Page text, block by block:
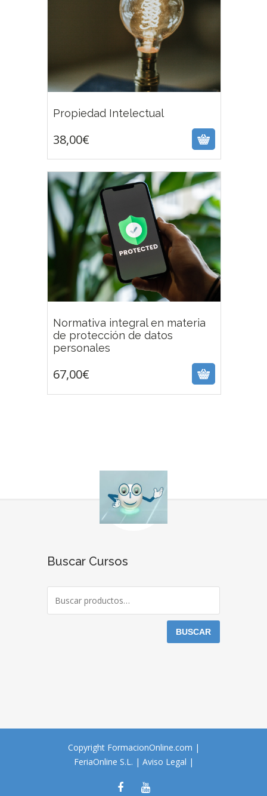
Propiedad Intelectual
38,00€
38,00€
Normativa integral en materia
de protección de datos
personales
67,00€
Buscar Cursos
BUSCAR
Copyright FormacionOnline.com |
FeriaOnline S.L. | Aviso Legal |